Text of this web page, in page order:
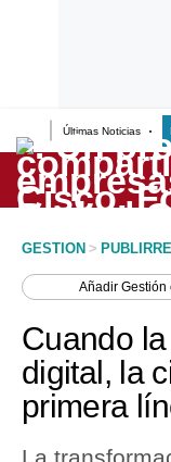
Últimas Noticias
Lo último
Peru Quiosco
Economía
Mercados
GESTION >
AñadirGestión
Cuando
digital, la
primera